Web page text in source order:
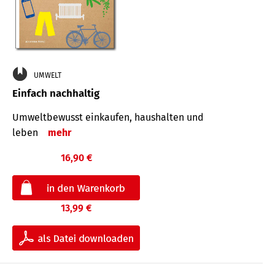
UMWELT
Einfach nachhaltig
Umweltbewusst einkaufen, haushalten und
leben
mehr
16,90 €
13,99 €